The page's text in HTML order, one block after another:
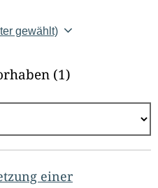
gewählt)
(1)
einer